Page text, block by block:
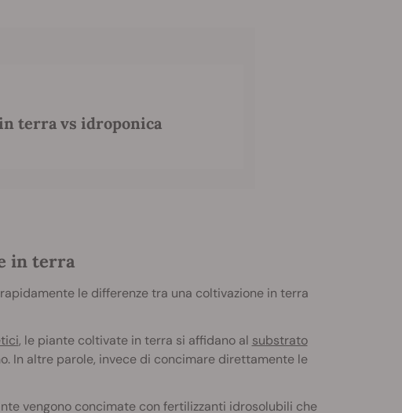
terra vs idroponica
in terra
le differenze tra una coltivazione in terra
, le piante coltivate in terra si affidano al substrato
In altre parole, invece di concimare direttamente le
vengono concimate con fertilizzanti idrosolubili che